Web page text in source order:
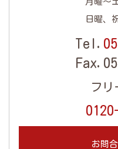
日曜、
Tel.
フリ
お問